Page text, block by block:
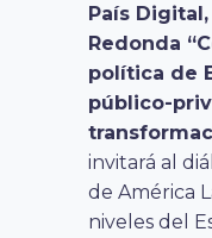
País
Redonda
política de
público-
invitará al
de América
niveles del